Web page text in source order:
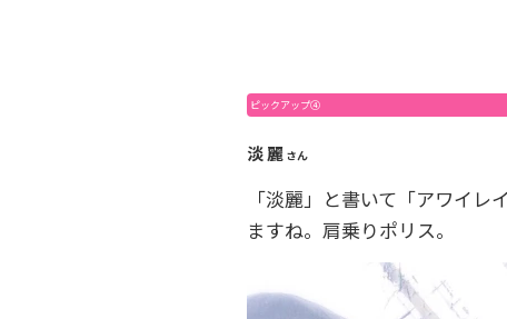
ピックアップ④
淡 麗 さん
「淡麗」と書いて「アワイ
ますね。肩乗りポリス。